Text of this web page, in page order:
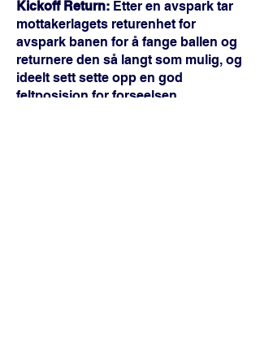
Kickoff Return: Etter en avspark tar
mottakerlagets returenhet for
avspark banen for å fange ballen og
returnere den så langt som mulig, og
ideelt sett sette opp en god
feltposisjon for forseelsen.